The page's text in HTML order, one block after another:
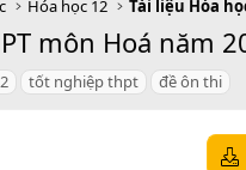
Hóa học 12 Tài liệu Hóa
môn Hoá năm
tốt nghiệp thpt đề ôn thi